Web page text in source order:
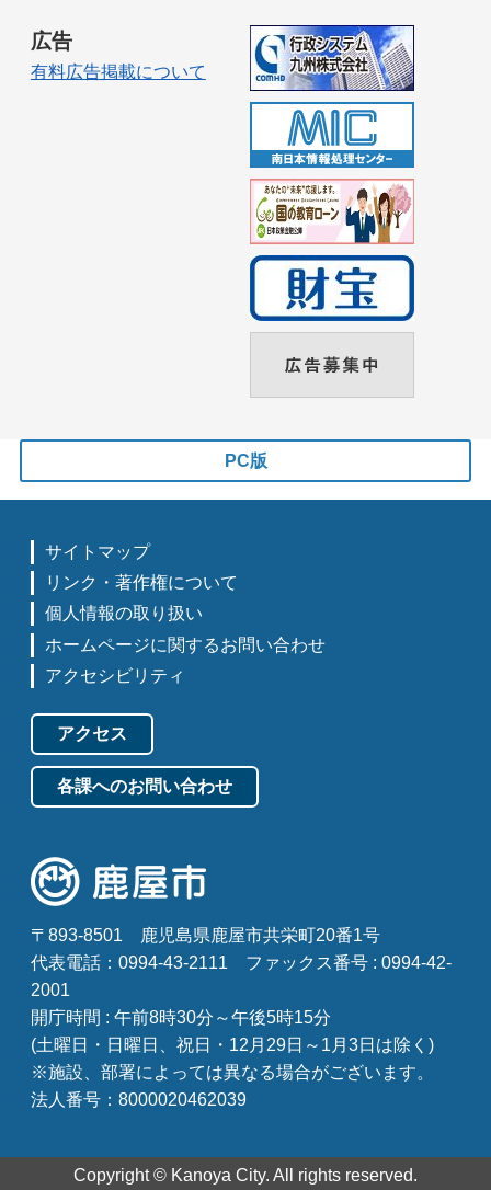
広告
有料広告掲載について
PC版
サイトマップ
リンク・著作権について
個人情報の取り扱い
ホームページに関するお問い合わせ
アクセシビリティ
アクセス
各課へのお問い合わせ
〒893-8501
鹿児島県鹿屋市共栄町20番1号
代表電話：0994-43-2111
ファックス番号 : 0994-42-
2001
開庁時間 : 午前8時30分～午後5時15分
(土曜日・日曜日、祝日・12月29日～1月3日は除く)
※施設、部署によっては異なる場合がございます。
法人番号：8000020462039
Copyright © Kanoya City. All rights reserved.